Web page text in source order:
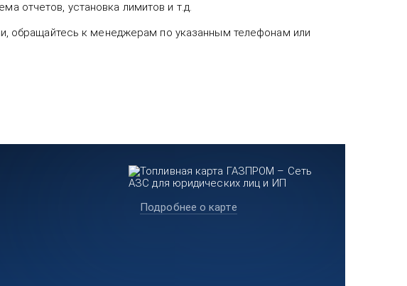
отчетов, установка лимитов и т.д.
обращайтесь к менеджерам по указанным телефонам или
Подробнее о карте